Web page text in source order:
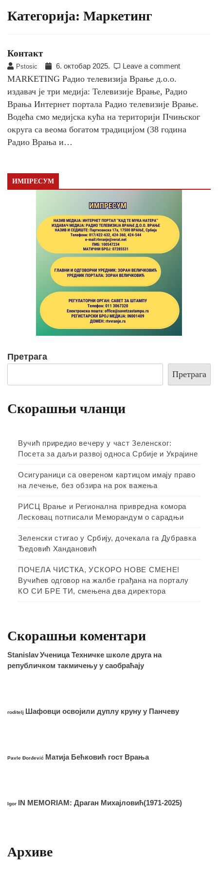
Категорија: Маркетинг
Контакт
Pstosic 6. октобар 2025. Leave a comment
MARKETING Радио телевизија Врање д.о.о.
издавач је три медија: Телевизије Врање, Радио
Врања Интернет портала Радио телевизије Врање.
Водећа смо медијска кућа на територији Пчињског
округа са веома богатом традицијом (38 година
Радио Врања и…
ИМПРЕСУМ
Претрага
Претрага
Скорашњи чланци
Вучић приредио вечеру у част Зеленског:
Посета за даљи развој односа Србије и Украјине
Осигураници са овереном картицом имају право
на лечење, без обзира на рок важења
РИСЦ Врање и Регионална привредна комора
Лесковац потписали Меморандум о сарадњи
Зеленски стигао у Србију, дочекала га Дубравка
Ђедовић Хандановић
ПОЧЕЛА ЧИСТКА, УСКОРО НОВЕ СМЕНЕ!
Вучићев одговор на жалбе грађана на порталу
КО СИ БРЕ ТИ, смењена два директора
Скорашњи коментари
StanislavУченица Техничке школе друга на
републичком такмичењу у саобраћају
roditelj Шафовци освојили дуплу круну у Панчеву
Pavle Đorđević Матија Бећковић гост Врања
Igor IN MEMORIAM: Драган Михајловић(1971-2025)
Архиве